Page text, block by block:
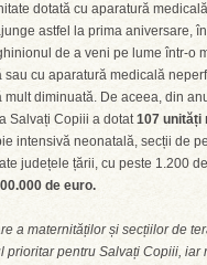
dotată cu aparatură
astfel la prima aniversare,
de a veni pe lume într-o
sau cu aparatură medicală
mult diminuată. De aceea, din
Salvați Copiii a dotat107 unități
intensivă neonatală, secții de
județele țării, cu peste 1.200
de euro.
a maternităților și secțiilor de
prioritar pentru Salvați Copiii, iar